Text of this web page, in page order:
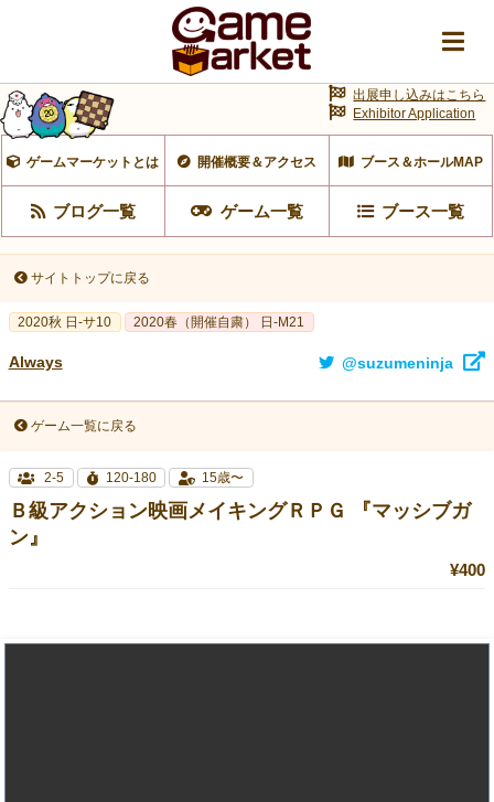
ゲームマーケットとは 開催概要＆アクセス ブース＆ホールMAP
ブログ一覧 ゲーム一覧 ブース一覧
出展申し込みはこちら
Exhibitor Application
サイトトップに戻る
2020秋 日-サ10 2020春（開催自粛） 日-M21
Always @suzumeninja
ゲーム一覧に戻る
2-5 120-180 15歳〜
Ｂ級アクション映画メイキングＲＰＧ 『マッシブガ
ン』
¥400